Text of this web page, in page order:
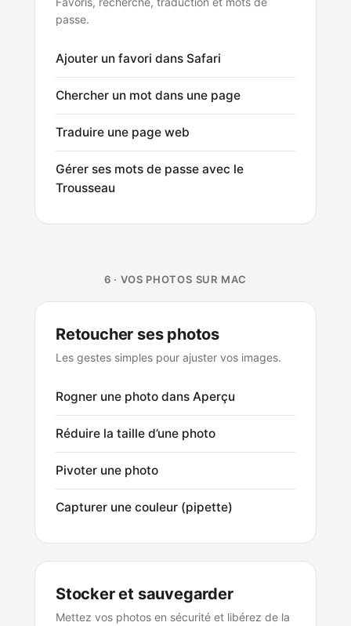
passe.
Ajouter un favori dans Safari
Chercher un mot dans une page
Traduire une page web
Gérer ses mots de passe avec le
Trousseau
6 · VOS PHOTOS SUR MAC
Retoucher ses photos
Les gestes simples pour ajuster vos images.
Rogner une photo dans Aperçu
Réduire la taille d’une photo
Pivoter une photo
Capturer une couleur (pipette)
Stocker et sauvegarder
Mettez vos photos en sécurité et libérez de la